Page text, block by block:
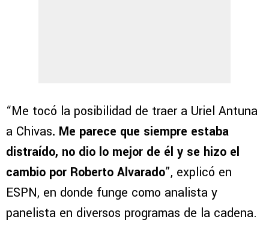
“Me tocó la posibilidad de traer a Uriel Antuna
a Chivas. Me parece que siempre estaba
distraído, no dio lo mejor de él y se hizo el
cambio por Roberto Alvarado”, explicó en
ESPN, en donde funge como analista y
panelista en diversos programas de la cadena.